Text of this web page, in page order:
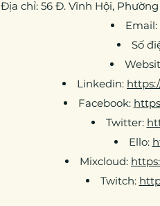
Địa chỉ: 56 Đ. Vĩnh Hội,
Email:
Số
Linkedin:
Facebook:
Twitter:
Ello:
Mixcloud:
Twitch: